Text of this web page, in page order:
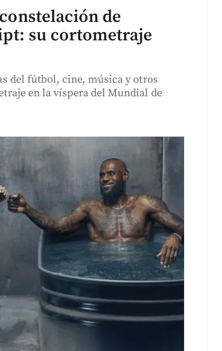
de
su cortometraje
del fútbol, cine, música y otros
en la víspera del Mundial de